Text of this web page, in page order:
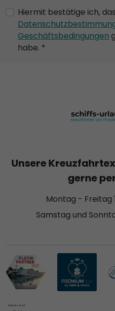
Hiermit bestätige ich,
Geschäftsbedingungen
habe. *
Unsere
gerne
Montag - Freitag
Samstag und